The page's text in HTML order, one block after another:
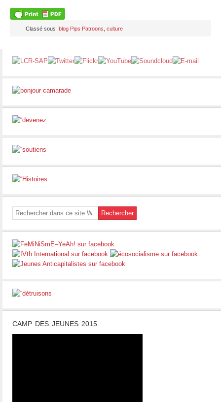
Classé sous :blog Pips Patroons culture
CAMP DES JEUNES 2015